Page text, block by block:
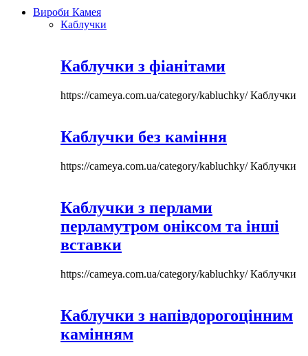
Вироби Камея
Каблучки
Каблучки з фіанітами
https://cameya.com.ua/category/kabluchky/Каблучки
Каблучки без каміння
https://cameya.com.ua/category/kabluchky/Каблучки
Каблучки з перлами
перламутром оніксом та інші
вставки
https://cameya.com.ua/category/kabluchky/Каблучки
Каблучки з напівдорогоцінним
камінням